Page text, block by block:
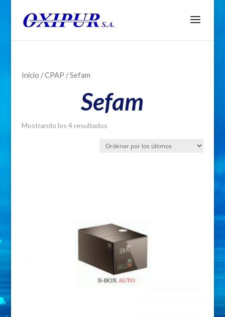
Inicio /CPAP / Sefam
Sefam
Mostrando los 4 resultados